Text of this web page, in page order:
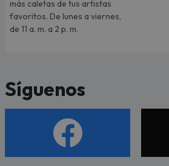
más caletas de tus artistas
favoritos. De lunes a viernes,
de 11 a. m. a 2 p. m.
Síguenos